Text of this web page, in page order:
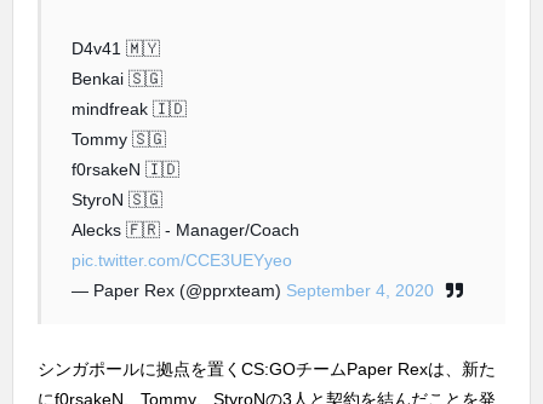
D4v41 🇲🇾
Benkai 🇸🇬
mindfreak 🇮🇩
Tommy 🇸🇬
f0rsakeN 🇮🇩
StyroN 🇸🇬
Alecks 🇫🇷 - Manager/Coach
pic.twitter.com/CCE3UEYyeo
— Paper Rex (@pprxteam) September 4, 2020
シンガポールに拠点を置くCS:GOチームPaper Rexは、新た
にf0rsakeN、Tommy、StyroNの3人と契約を結んだことを発